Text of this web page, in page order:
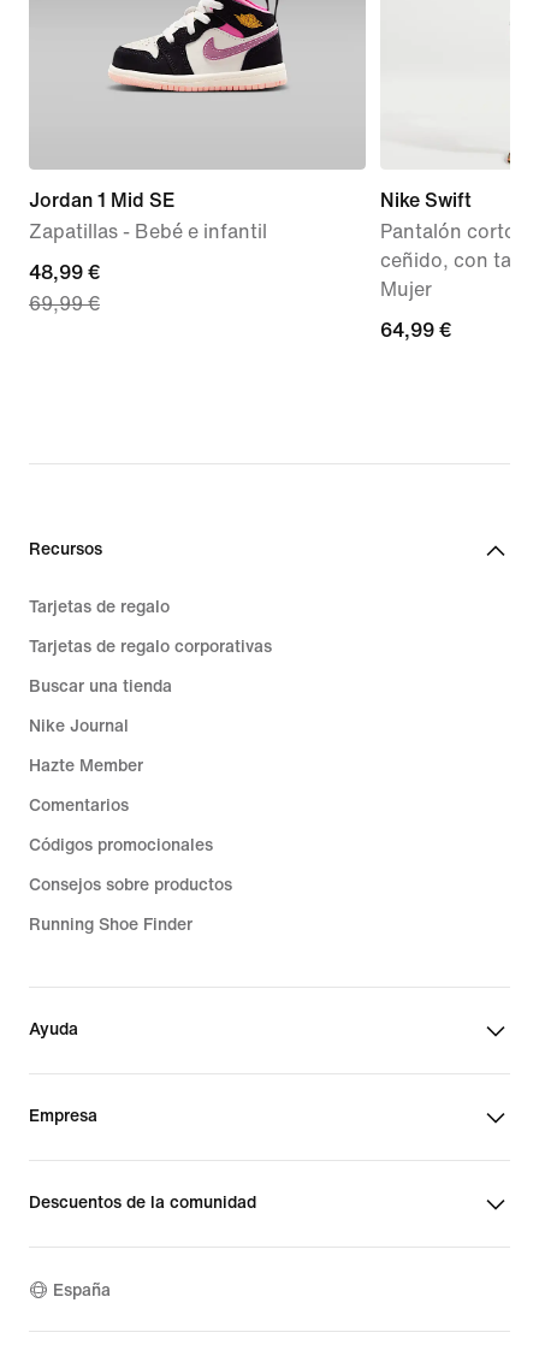
Jordan 1 Mid SE
Zapatillas - Bebé e infantil
current
price
48,99 €
69,99 €
Nike Swift
Pantalón corto
ceñido, con talle
Mujer
64,99 €
64,99 €
Recursos
Tarjetas de regalo
Tarjetas de regalo corporativas
Buscar una tienda
Nike Journal
Hazte Member
Comentarios
Códigos promocionales
Consejos sobre productos
Running Shoe Finder
Ayuda
Empresa
Descuentos de la comunidad
España